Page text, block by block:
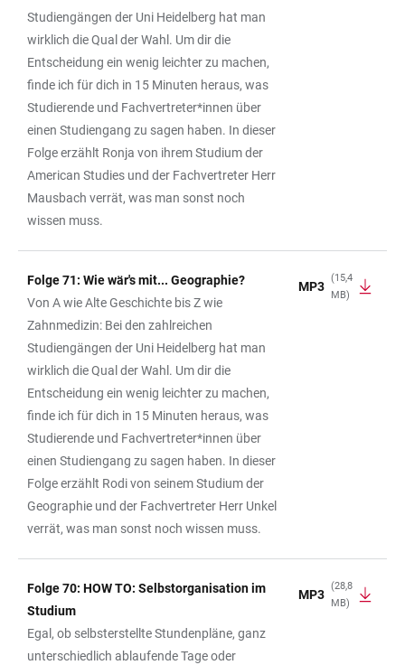
Studiengängen der Uni Heidelberg hat man
wirklich die Qual der Wahl. Um dir die
Entscheidung ein wenig leichter zu machen,
finde ich für dich in 15 Minuten heraus, was
Studierende und Fachvertreter*innen über
einen Studiengang zu sagen haben. In dieser
Folge erzählt Ronja von ihrem Studium der
American Studies und der Fachvertreter Herr
Mausbach verrät, was man sonst noch
wissen muss.
Folge 71: Wie wär's mit... Geographie?
Von A wie Alte Geschichte bis Z wie
Zahnmedizin: Bei den zahlreichen
Studiengängen der Uni Heidelberg hat man
wirklich die Qual der Wahl. Um dir die
Entscheidung ein wenig leichter zu machen,
finde ich für dich in 15 Minuten heraus, was
Studierende und Fachvertreter*innen über
einen Studiengang zu sagen haben. In dieser
Folge erzählt Rodi von seinem Studium der
Geographie und der Fachvertreter Herr Unkel
verrät, was man sonst noch wissen muss.
MP3
(15,4
MB)
Folge 70: HOW TO: Selbstorganisation im
Studium
Egal, ob selbsterstellte Stundenpläne, ganz
unterschiedlich ablaufende Tage oder
MP3
(28,8
MB)